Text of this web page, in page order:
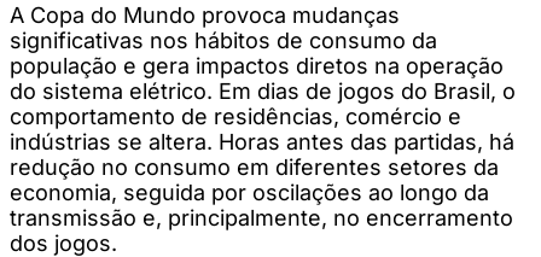
A Copa do Mundo provoca mudanças
significativas nos hábitos de consumo da
população e gera impactos diretos na operação
do sistema elétrico. Em dias de jogos do Brasil, o
comportamento de residências, comércio e
indústrias se altera. Horas antes das partidas, há
redução no consumo em diferentes setores da
economia, seguida por oscilações ao longo da
transmissão e, principalmente, no encerramento
dos jogos.